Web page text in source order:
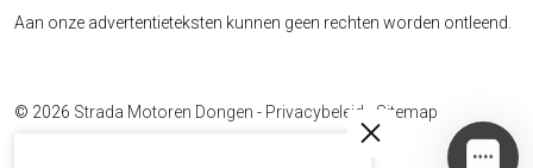
Aan onze advertentieteksten kunnen geen rechten worden ontleend.
© 2026 Strada Motoren Dongen - Privacybeleid Sitemap